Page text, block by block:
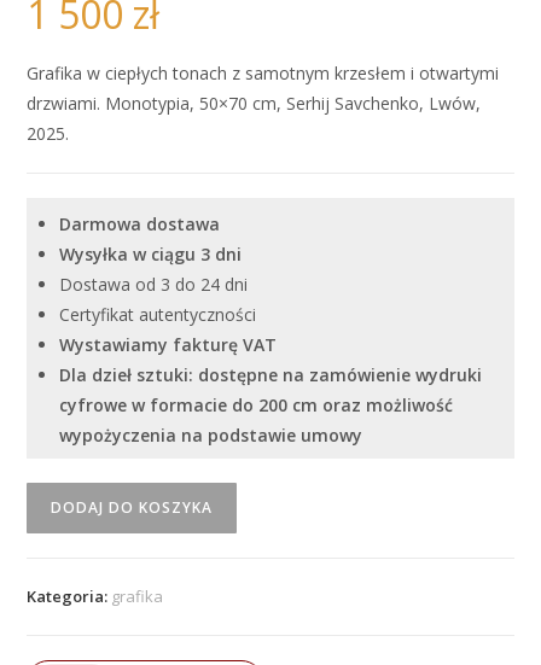
1 500 zł
Grafika w ciepłych tonach z samotnym krzesłem i otwartymi
drzwiami. Monotypia, 50×70 cm, Serhij Savchenko, Lwów,
2025.
Darmowa dostawa
Wysyłka w ciągu 3 dni
Dostawa od 3 do 24 dni
Certyfikat autentyczności
Wystawiamy fakturę VAT
Dla dzieł sztuki: dostępne na zamówienie wydruki
cyfrowe w formacie do 200 cm oraz możliwość
wypożyczenia na podstawie umowy
Savchenko
DODAJ DO KOSZYKA
Kategoria: grafika